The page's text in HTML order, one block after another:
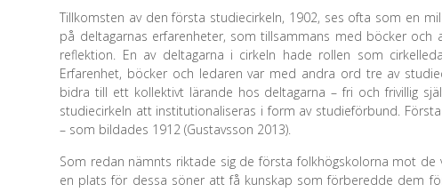
Tillkomsten av den första studiecirkeln, 1902, ses ofta som en
på deltagarnas erfarenheter, som tillsammans med böcker
reflektion. En av deltagarna i cirkeln hade rollen som
Erfarenhet, böcker och ledaren var med andra ord tre av
bidra till ett kollektivt lärande hos deltagarna – fri och frivillig
studiecirkeln att institutionaliseras i form av studieförbund.
– som bildades 1912 (Gustavsson 2013).
Som redan nämnts riktade sig de första folkhögskolorna mot
en plats för dessa söner att få kunskap som förberedde dem